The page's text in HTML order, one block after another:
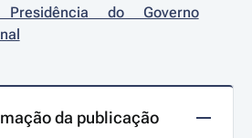
do Governo
da publicação